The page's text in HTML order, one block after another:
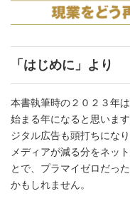
「はじめに」より
本書執筆時の２０２３年
始まる年になると思いま
ジタル広告も頭打ちにな
メディアが減る分をネッ
とで、プラマイゼロだっ
かもしれません。